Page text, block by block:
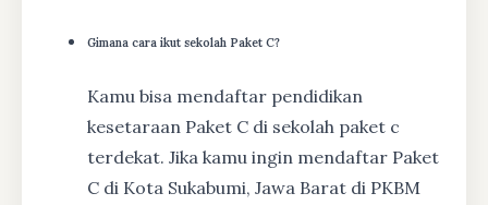
Gimana cara ikut sekolah Paket C?
Kamu bisa mendaftar pendidikan
kesetaraan Paket C di sekolah paket c
terdekat. Jika kamu ingin mendaftar Paket
C di Kota Sukabumi, Jawa Barat di PKBM